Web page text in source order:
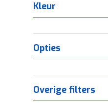
Kleur
Opties
Overige filters